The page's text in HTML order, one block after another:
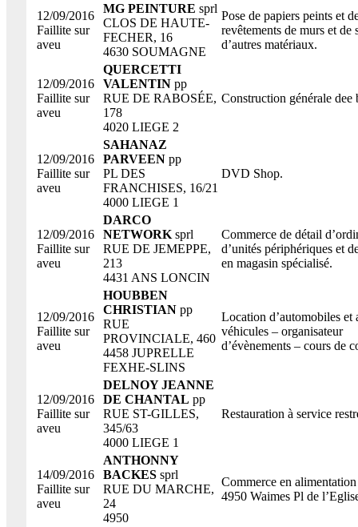
12/09/2016
Faillite sur
aveu
MG PEINTURE sprl
CLOS DE HAUTE-
FECHER, 16
4630 SOUMAGNE
Pose de papiers peints et
revêtements de murs et de
d’autres matériaux.
12/09/2016
Faillite sur
aveu
QUERCETTI
VALENTIN pp
RUE DE RABOSÉE,
178
4020 LIEGE 2
Construction générale dee
12/09/2016
Faillite sur
aveu
SAHANAZ
PARVEEN pp
PL DES
FRANCHISES, 16/21
4000 LIEGE 1
DVD Shop.
12/09/2016
Faillite sur
aveu
DARCO
NETWORK sprl
RUE DE JEMEPPE,
213
4431 ANS LONCIN
Commerce de détail
d’unités périphériques et
en magasin spécialisé.
12/09/2016
Faillite sur
aveu
HOUBBEN
CHRISTIAN pp
RUE
PROVINCIALE, 460
4458 JUPRELLE
FEXHE-SLINS
Location d’automobiles et
véhicules – organisateur
d’évènements – cours de
12/09/2016
Faillite sur
aveu
DELNOY JEANNE
DE CHANTAL pp
RUE ST-GILLES,
345/63
4000 LIEGE 1
Restauration à service
14/09/2016
Faillite sur
aveu
ANTHONNY
BACKES sprl
RUE DU MARCHE,
24
4950
Commerce en
4950 Waimes Pl de